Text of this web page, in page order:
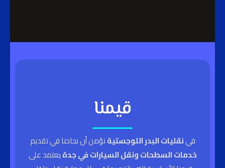
قيمنا
فينقليات البدر اللوجستيةنؤمن أن نجاحنا في تقديم
خدمات السطحات ونقل السيارات في جدةيعتمد على